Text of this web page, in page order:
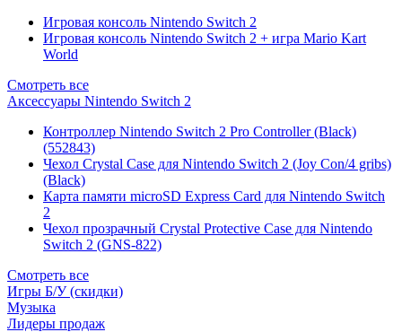
Игровая консоль Nintendo Switch 2
Игровая консоль Nintendo Switch 2 + игра Mario Kart
World
Смотреть все
Аксессуары Nintendo Switch 2
Контроллер Nintendo Switch 2 Pro Controller (Black)
(552843)
Чехол Сrystal Сase для Nintendo Switch 2 (Joy Con/4 gribs)
(Black)
Карта памяти microSD Express Card для Nintendo Switch
2
Чехол прозрачный Crystal Protective Case для Nintendo
Switch 2 (GNS-822)
Смотреть все
Игры Б/У (скидки)
Музыка
Лидеры продаж